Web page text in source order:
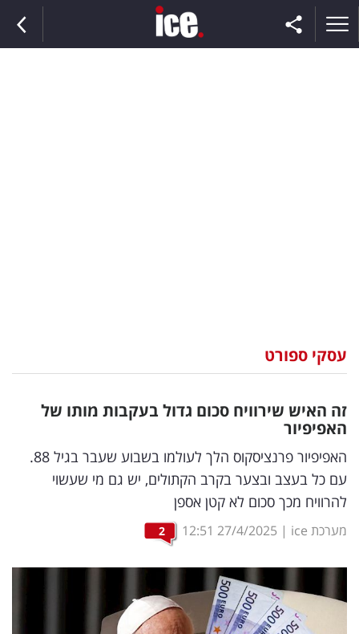
וצרכנות
דיגיטל
וטק
שיווק
ופרסום
מדדים
ומחקרים
עסקי ספורט
זה האיש שירוויח סכום גדול בעקבות מותו של
האפיפיור
האפיפיור פרנציסקוס הלך לעולמו בשבוע שעבר בגיל 88.
עם כל בעצב ובצער בקרב הקתולים, יש גם מי שעשוי
להרוויח מכך סכום לא קטן אספן
מערכת ice |
27/4/2025
12:51
2